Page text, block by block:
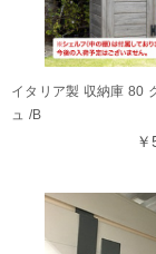
イタリア製 収納庫 80
ュ /B